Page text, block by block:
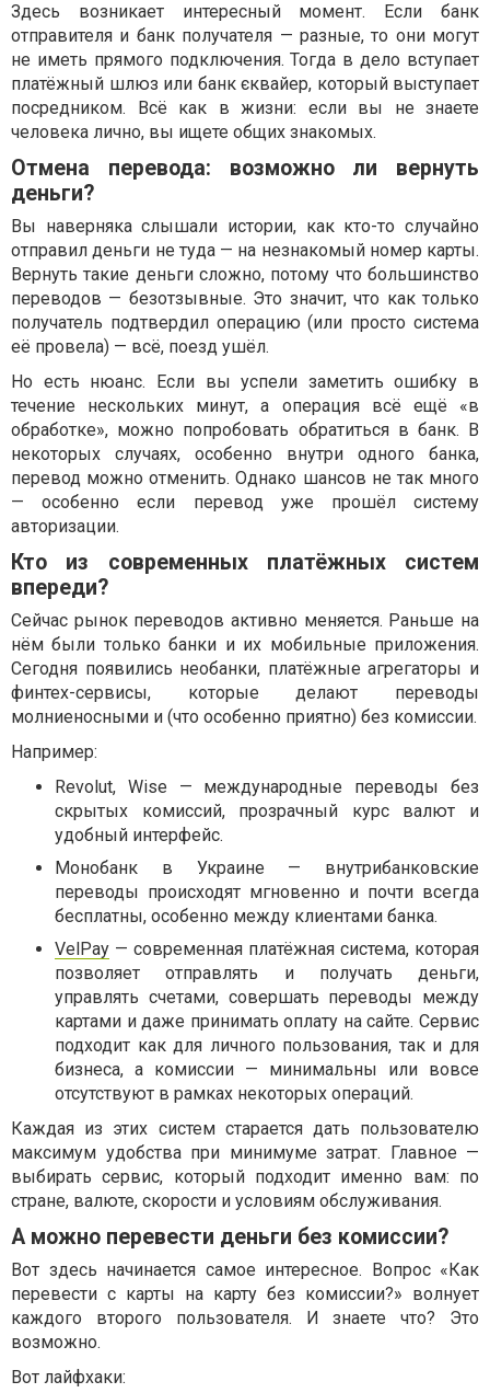
Здесь возникает интересный момент. Если банк
отправителя и банк получателя — разные, то они могут
не иметь прямого подключения. Тогда в дело вступает
платёжный шлюз или банк єквайер, который выступает
посредником. Всё как в жизни: если вы не знаете
человека лично, вы ищете общих знакомых.
Отмена перевода: возможно ли вернуть
деньги?
Вы наверняка слышали истории, как кто-то случайно
отправил деньги не туда — на незнакомый номер карты.
Вернуть такие деньги сложно, потому что большинство
переводов — безотзывные. Это значит, что как только
получатель подтвердил операцию (или просто система
её провела) — всё, поезд ушёл.
Но есть нюанс. Если вы успели заметить ошибку в
течение нескольких минут, а операция всё ещё «в
обработке», можно попробовать обратиться в банк. В
некоторых случаях, особенно внутри одного банка,
перевод можно отменить. Однако шансов не так много
— особенно если перевод уже прошёл систему
авторизации.
Кто из современных платёжных систем
впереди?
Сейчас рынок переводов активно меняется. Раньше на
нём были только банки и их мобильные приложения.
Сегодня появились необанки, платёжные агрегаторы и
финтех-сервисы, которые делают переводы
молниеносными и (что особенно приятно) без комиссии.
Например:
Revolut, Wise — международные переводы без
скрытых комиссий, прозрачный курс валют и
удобный интерфейс.
Монобанк в Украине — внутрибанковские
переводы происходят мгновенно и почти всегда
бесплатны, особенно между клиентами банка.
VelPay — современная платёжная система, которая
позволяет отправлять и получать деньги,
управлять счетами, совершать переводы между
картами и даже принимать оплату на сайте. Сервис
подходит как для личного пользования, так и для
бизнеса, а комиссии — минимальны или вовсе
отсутствуют в рамках некоторых операций.
Каждая из этих систем старается дать пользователю
максимум удобства при минимуме затрат. Главное —
выбирать сервис, который подходит именно вам: по
стране, валюте, скорости и условиям обслуживания.
А можно перевести деньги без комиссии?
Вот здесь начинается самое интересное. Вопрос «Как
перевести с карты на карту без комиссии?» волнует
каждого второго пользователя. И знаете что? Это
возможно.
Вот лайфхаки: